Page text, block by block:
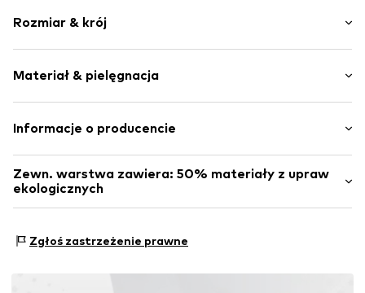
Jeans
Mocny efekt sprania
Obszyte brzegi
Kontrastujące szwy
Twardy w dotyku
Szlufki na pasek
Zamek błyskawiczny
Nr artykułu NAI9v6q001000001
Rozmiar & krój
Krój: Szeroka nogawka
Krój: Szeroki krój
Materiał & pielęgnacja
Materiał: 50% Bawełna (z upraw ekologicznych), 50%
Informacje o producencie
Fredskovvej 5
7330 Brande
DK
Zewn. warstwa zawiera: 50% materiały z upraw
ekologicznych
testu
Ten produkt zawiera materiały organiczne, których
Zgłoś zastrzeżenie prawne